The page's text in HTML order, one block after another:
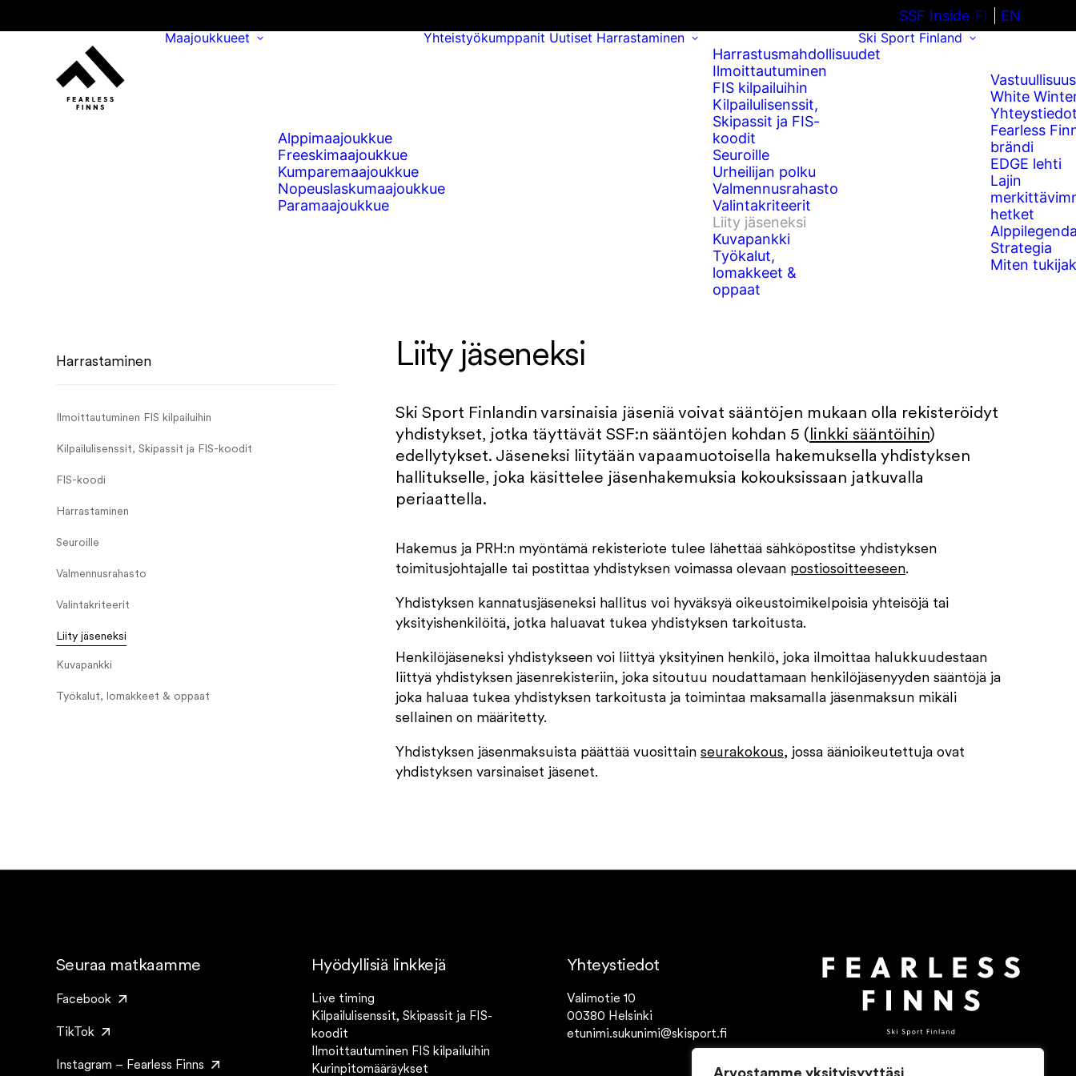
SSF Inside FI EN
Maajoukkueet
Alppimaajoukkue
Freeskimaajoukkue
Kumparemaajoukkue
Nopeuslaskumaajoukkue
Paramaajoukkue
Yhteistyökumppanit Uutiset Harrastaminen
Harrastusmahdollisuudet
Ilmoittautuminen
FIS kilpailuihin
Kilpailulisenssit,
Skipassit ja FIS-
koodit
Seuroille
Urheilijan polku
Valmennusrahasto
Valintakriteerit
Liity jäseneksi
Kuvapankki
Työkalut,
lomakkeet &
oppaat
Ski Sport Finland
Vastuullisuus
White
Fearless
brändi
EDGE lehti
Lajin
hetket
Strategia
Miten
Harrastaminen
Ilmoittautuminen FIS kilpailuihin
Kilpailulisenssit, Skipassit ja FIS-koodit
FIS-koodi
Harrastaminen
Seuroille
Valmennusrahasto
Valintakriteerit
Liity jäseneksi
Kuvapankki
Työkalut, lomakkeet & oppaat
Liity jäseneksi
Ski Sport Finlandin varsinaisia jäseniä voivat sääntöjen mukaan olla rekisteröidyt
yhdistykset, jotka täyttävät SSF:n sääntöjen kohdan 5 ( linkki sääntöihin)
edellytykset. Jäseneksi liitytään vapaamuotoisella hakemuksella yhdistyksen
hallitukselle, joka käsittelee jäsenhakemuksia kokouksissaan jatkuvalla
periaattella.
Hakemus ja PRH:n myöntämä rekisteriote tulee lähettää sähköpostitse yhdistyksen
toimitusjohtajalle tai postittaa yhdistyksen voimassa olevaan postiosoitteeseen.
Yhdistyksen kannatusjäseneksi hallitus voi hyväksyä oikeustoimikelpoisia yhteisöjä tai
yksityishenkilöitä, jotka haluavat tukea yhdistyksen tarkoitusta.
Henkilöjäseneksi yhdistykseen voi liittyä yksityinen henkilö, joka ilmoittaa halukkuudestaan
liittyä yhdistyksen jäsenrekisteriin, joka sitoutuu noudattamaan henkilöjäsenyyden sääntöjä ja
joka haluaa tukea yhdistyksen tarkoitusta ja toimintaa maksamalla jäsenmaksun mikäli
sellainen on määritetty.
Yhdistyksen jäsenmaksuista päättää vuosittain seurakokous, jossa äänioikeutettuja ovat
yhdistyksen varsinaiset jäsenet.
Seuraa matkaamme
Facebook
TikTok
Instagram – Fearless Finns
Hyödyllisiä linkkejä
Live timing
Kilpailulisenssit, Skipassit ja FIS-
koodit
Ilmoittautuminen FIS kilpailuihin
Kurinpitomääräykset
Yhteystiedot
Valimotie 10
00380 Helsinki
etunimi.sukunimi@skisport.fi